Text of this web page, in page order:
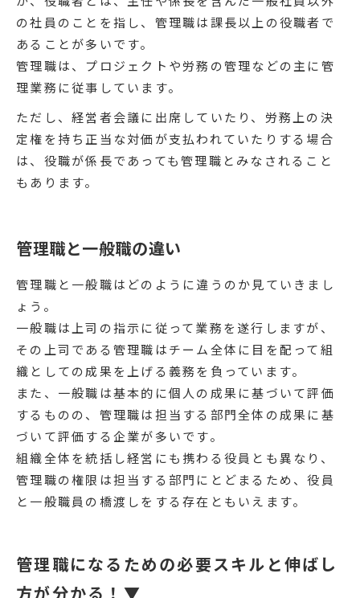
の社員のことを指し、管理職は課長以上の役職者で
あることが多いです。
管理職は、プロジェクトや労務の管理などの主に管
理業務に従事しています。
ただし、経営者会議に出席していたり、労務上の決
定権を持ち正当な対価が支払われていたりする場合
は、役職が係長であっても管理職とみなされること
もあります。
管理職と一般職の違い
管理職と一般職はどのように違うのか見ていきまし
ょう。
一般職は上司の指示に従って業務を遂行しますが、
その上司である管理職はチーム全体に目を配って組
織としての成果を上げる義務を負っています。
また、一般職は基本的に個人の成果に基づいて評価
するものの、管理職は担当する部門全体の成果に基
づいて評価する企業が多いです。
組織全体を統括し経営にも携わる役員とも異なり、
管理職の権限は担当する部門にとどまるため、役員
と一般職員の橋渡しをする存在ともいえます。
管理職になるための必要スキルと伸ばし
方が分かる！▼